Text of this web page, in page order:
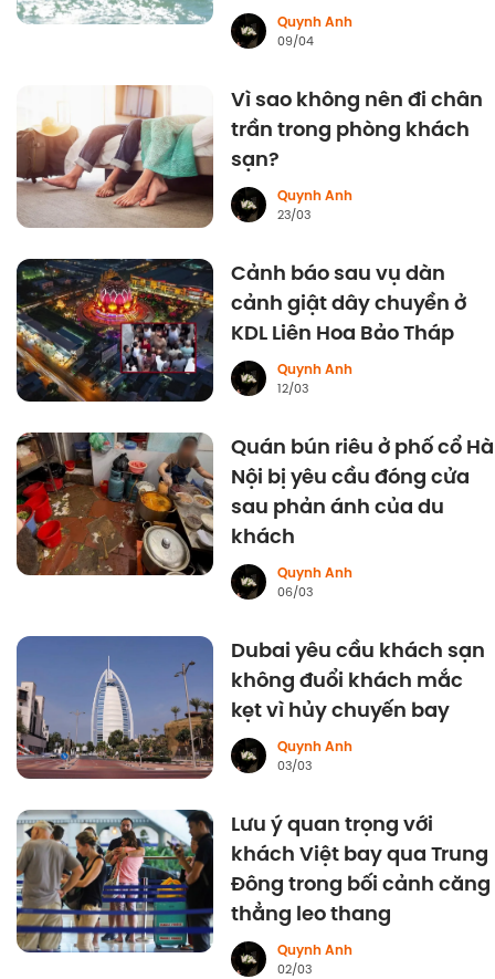
Quynh Anh
09/04
Vì sao không nên đi chân
trần trong phòng khách
sạn?
Quynh Anh
23/03
Cảnh báo sau vụ dàn
cảnh giật dây chuyền ở
KDL Liên Hoa Bảo Tháp
Quynh Anh
12/03
Quán bún riêu ở phố cổ Hà
Nội bị yêu cầu đóng cửa
sau phản ánh của du
khách
Quynh Anh
06/03
Dubai yêu cầu khách sạn
không đuổi khách mắc
kẹt vì hủy chuyến bay
Quynh Anh
03/03
Lưu ý quan trọng với
khách Việt bay qua Trung
Đông trong bối cảnh căng
thẳng leo thang
Quynh Anh
02/03